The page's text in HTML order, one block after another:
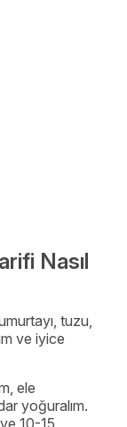
Nasıl
tuzu,
ve iyice
ele
yoğuralım.
10-15